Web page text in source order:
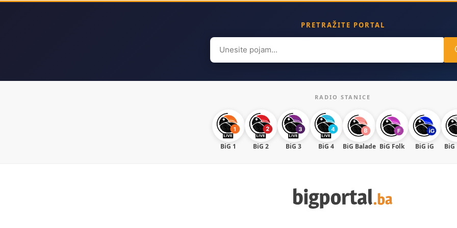
PRETRAŽITE PORTAL
Search
for:
RADIO STANICE
BiG 1 BiG 2 BiG 3 BiG 4 BiG Balade BiG Folk BiG iG BiG